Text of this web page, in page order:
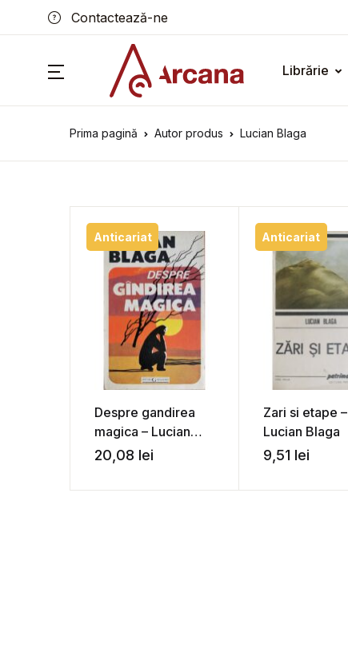
Contactează-ne
Librărie
Prima pagină Autor produs Lucian Blaga
Anticariat
Despre gandirea
magica – Lucian
Blaga
20,08 lei
Anticariat
Zari si etape –
Lucian Blaga
9,51 lei